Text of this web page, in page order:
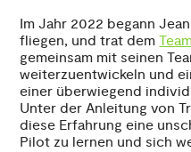
Im Jahr 2022 begann
fliegen, und trat dem
gemeinsam mit seinen
weiterzuentwickeln und
einer überwiegend
Unter der Anleitung von
diese Erfahrung eine
Pilot zu lernen und sich